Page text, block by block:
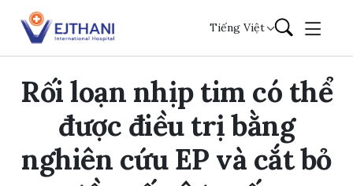
Skip to content
Tiếng Việt
Rối loạn nhịp tim có thể
được điều trị bằng
nghiên cứu EP và cắt bỏ